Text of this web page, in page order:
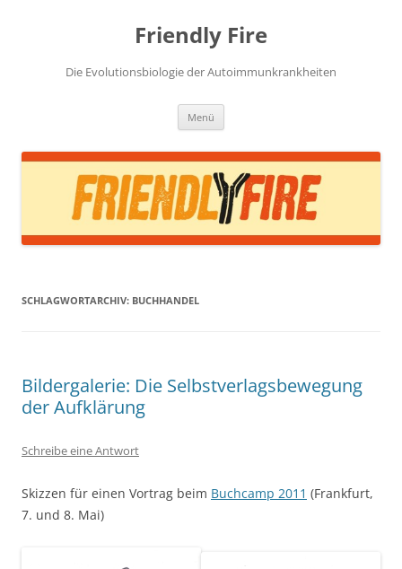
Friendly Fire
Die Evolutionsbiologie der Autoimmunkrankheiten
Menü
SCHLAGWORTARCHIV: BUCHHANDEL
Bildergalerie: Die Selbstverlagsbewegung
der Aufklärung
Schreibe eine Antwort
Skizzen für einen Vortrag beim Buchcamp 2011 (Frankfurt,
7. und 8. Mai)